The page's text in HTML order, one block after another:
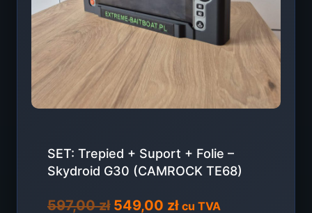
SET: Trepied + Suport + Folie –
Skydroid G30 (CAMROCK TE68)
597,00zł Prețul
549,00 złPrețul
cu TVA